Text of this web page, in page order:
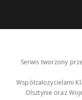
Serwis tworzony
Współzałożycielami
Olsztynie oraz